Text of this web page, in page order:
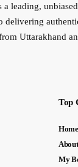
leading,
delivering
Uttarakhand
Top
Home
My